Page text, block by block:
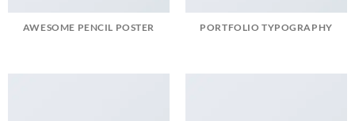
AWESOME PENCIL POSTER PORTFOLIO TYPOGRAPHY